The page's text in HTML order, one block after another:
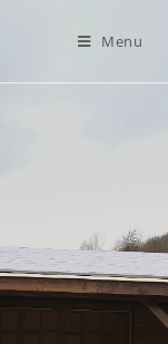
Menu